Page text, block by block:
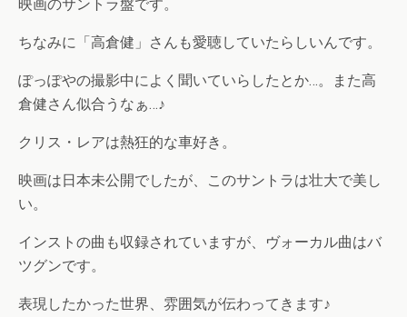
映画のサントラ盤です。
ちなみに「高倉健」さんも愛聴していたらしいんです。
ぽっぽやの撮影中によく聞いていらしたとか…。また高
倉健さん似合うなぁ…♪
クリス・レアは熱狂的な車好き。
映画は日本未公開でしたが、このサントラは壮大で美し
い。
インストの曲も収録されていますが、ヴォーカル曲はバ
ツグンです。
表現したかった世界、雰囲気が伝わってきます♪